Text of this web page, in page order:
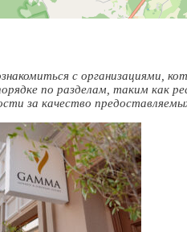
с организациями,
по разделам, таким как
за качество